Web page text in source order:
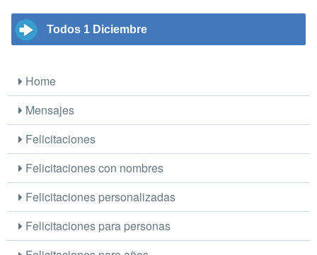
Todos 1 Diciembre
Home
Mensajes
Felicitaciones
Felicitaciones con nombres
Felicitaciones personalizadas
Felicitaciones para personas